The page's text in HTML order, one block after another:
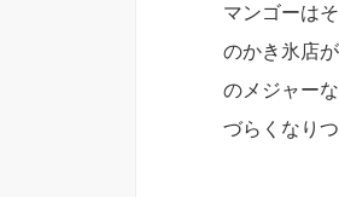
マンゴーは
のかき氷店
のメジャー
づらくなり